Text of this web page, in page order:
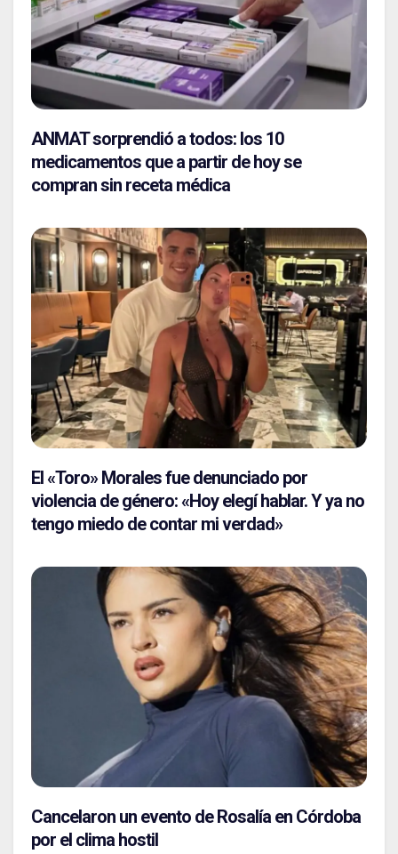
ANMAT sorprendió a todos: los 10
medicamentos que a partir de hoy se
compran sin receta médica
El «Toro» Morales fue denunciado por
violencia de género: «Hoy elegí hablar. Y ya no
tengo miedo de contar mi verdad»
Cancelaron un evento de Rosalía en Córdoba
por el clima hostil